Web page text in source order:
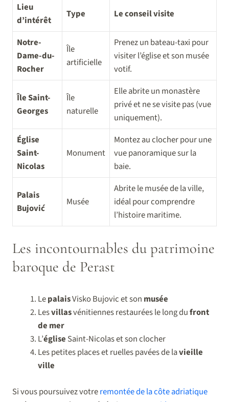
Lieu
d’intérêt
Type Le conseil visite
Notre-
Dame-du-
Rocher
Île
artificielle
Prenez un bateau-taxi pour
visiter l’église et son musée
votif.
Île Saint-
Georges
Île
naturelle
Elle abrite un monastère
privé et ne se visite pas (vue
uniquement).
Église
Saint-
Nicolas
Monument
Montez au clocher pour une
vue panoramique sur la
baie.
Palais
Bujović
Musée
Abrite le musée de la ville,
idéal pour comprendre
l’histoire maritime.
Les incontournables du patrimoine
baroque de Perast
LepalaisVisko Bujovic et son musée
Lesvillasvénitiennes restaurées le long dufront
de mer
L’église Saint-Nicolas et son clocher
Les petites places et ruelles pavées de lavieille
ville
Si vous poursuivez votreremontée de la côte adriatique